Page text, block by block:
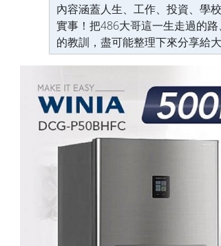
內容涵蓋人生、工作、投資、學
實事！把486大哥這一生走過的
的教訓，盡可能整理下來分享給大